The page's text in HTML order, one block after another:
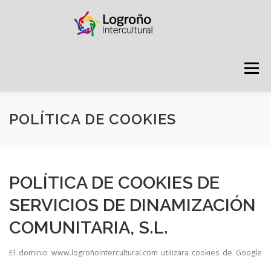
Menú
LOGROÑO INTERCULTURAL
GRADÚATE EN CONVIVENCIA CAMPAÑAS
RECURSOS PUNTO DE ACOGIDA
POLÍTICA DE COOKIES
POLÍTICA DE COOKIES DE
SERVICIOS DE DINAMIZACIÓN
COMUNITARIA, S.L.
El dominio www.logroñointercultural.com utilizara cookies de Google